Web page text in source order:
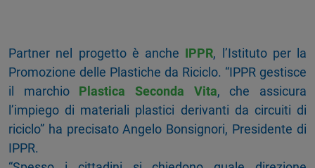
Partner nel progetto è anche IPPR, l’Istituto per la
Promozione delle Plastiche da Riciclo. “IPPR gestisce
il marchio Plastica Seconda Vita, che assicura
l’impiego di materiali plastici derivanti da circuiti di
riciclo” ha precisato Angelo Bonsignori, Presidente di
IPPR.